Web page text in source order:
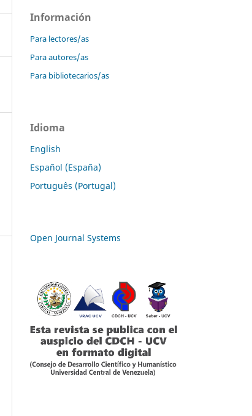
Información
Para lectores/as
Para autores/as
Para bibliotecarios/as
Idioma
English
Español (España)
Português (Portugal)
Open Journal Systems